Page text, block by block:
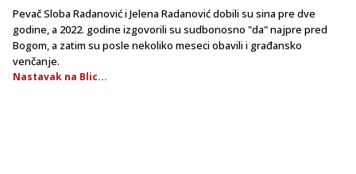
Pevač Sloba Radanović i Jelena Radanović dobili su sina pre dve
godine, a 2022. godine izgovorili su sudbonosno "da" najpre pred
Bogom, a zatim su posle nekoliko meseci obavili i građansko
venčanje.
Nastavak na Blic...